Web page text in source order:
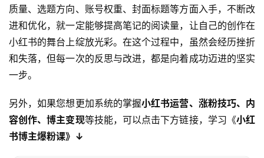
质量、选题方向、账号权重、封面标题等方面入手，不断改
进和优化，就一定能够提高笔记的阅读量，让自己的创作在
小红书的舞台上绽放光彩。在这个过程中，虽然会经历挫折
和失落，但每一次的反思与改进，都是向着成功迈进的坚实
一步。
另外，如果您想更加系统的掌握小红书运营、涨粉技巧、内
容创作、博主变现等技能，可以点击下方链接，学习《小红
书博主爆粉课》↓